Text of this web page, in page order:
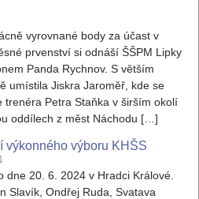
vyrovnané body za účast v
prvenství si odnáší ŠŠPM Lipky
Panda Rychnov. S větším
umístila Jiskra Jaroměř, kde se
trenéra Petra Staňka v širším okolí
oddílech z měst Náchodu […]
výkonného výboru KHŠS
dne 20. 6. 2024 v Hradci Králové.
Slavík, Ondřej Ruda, Svatava